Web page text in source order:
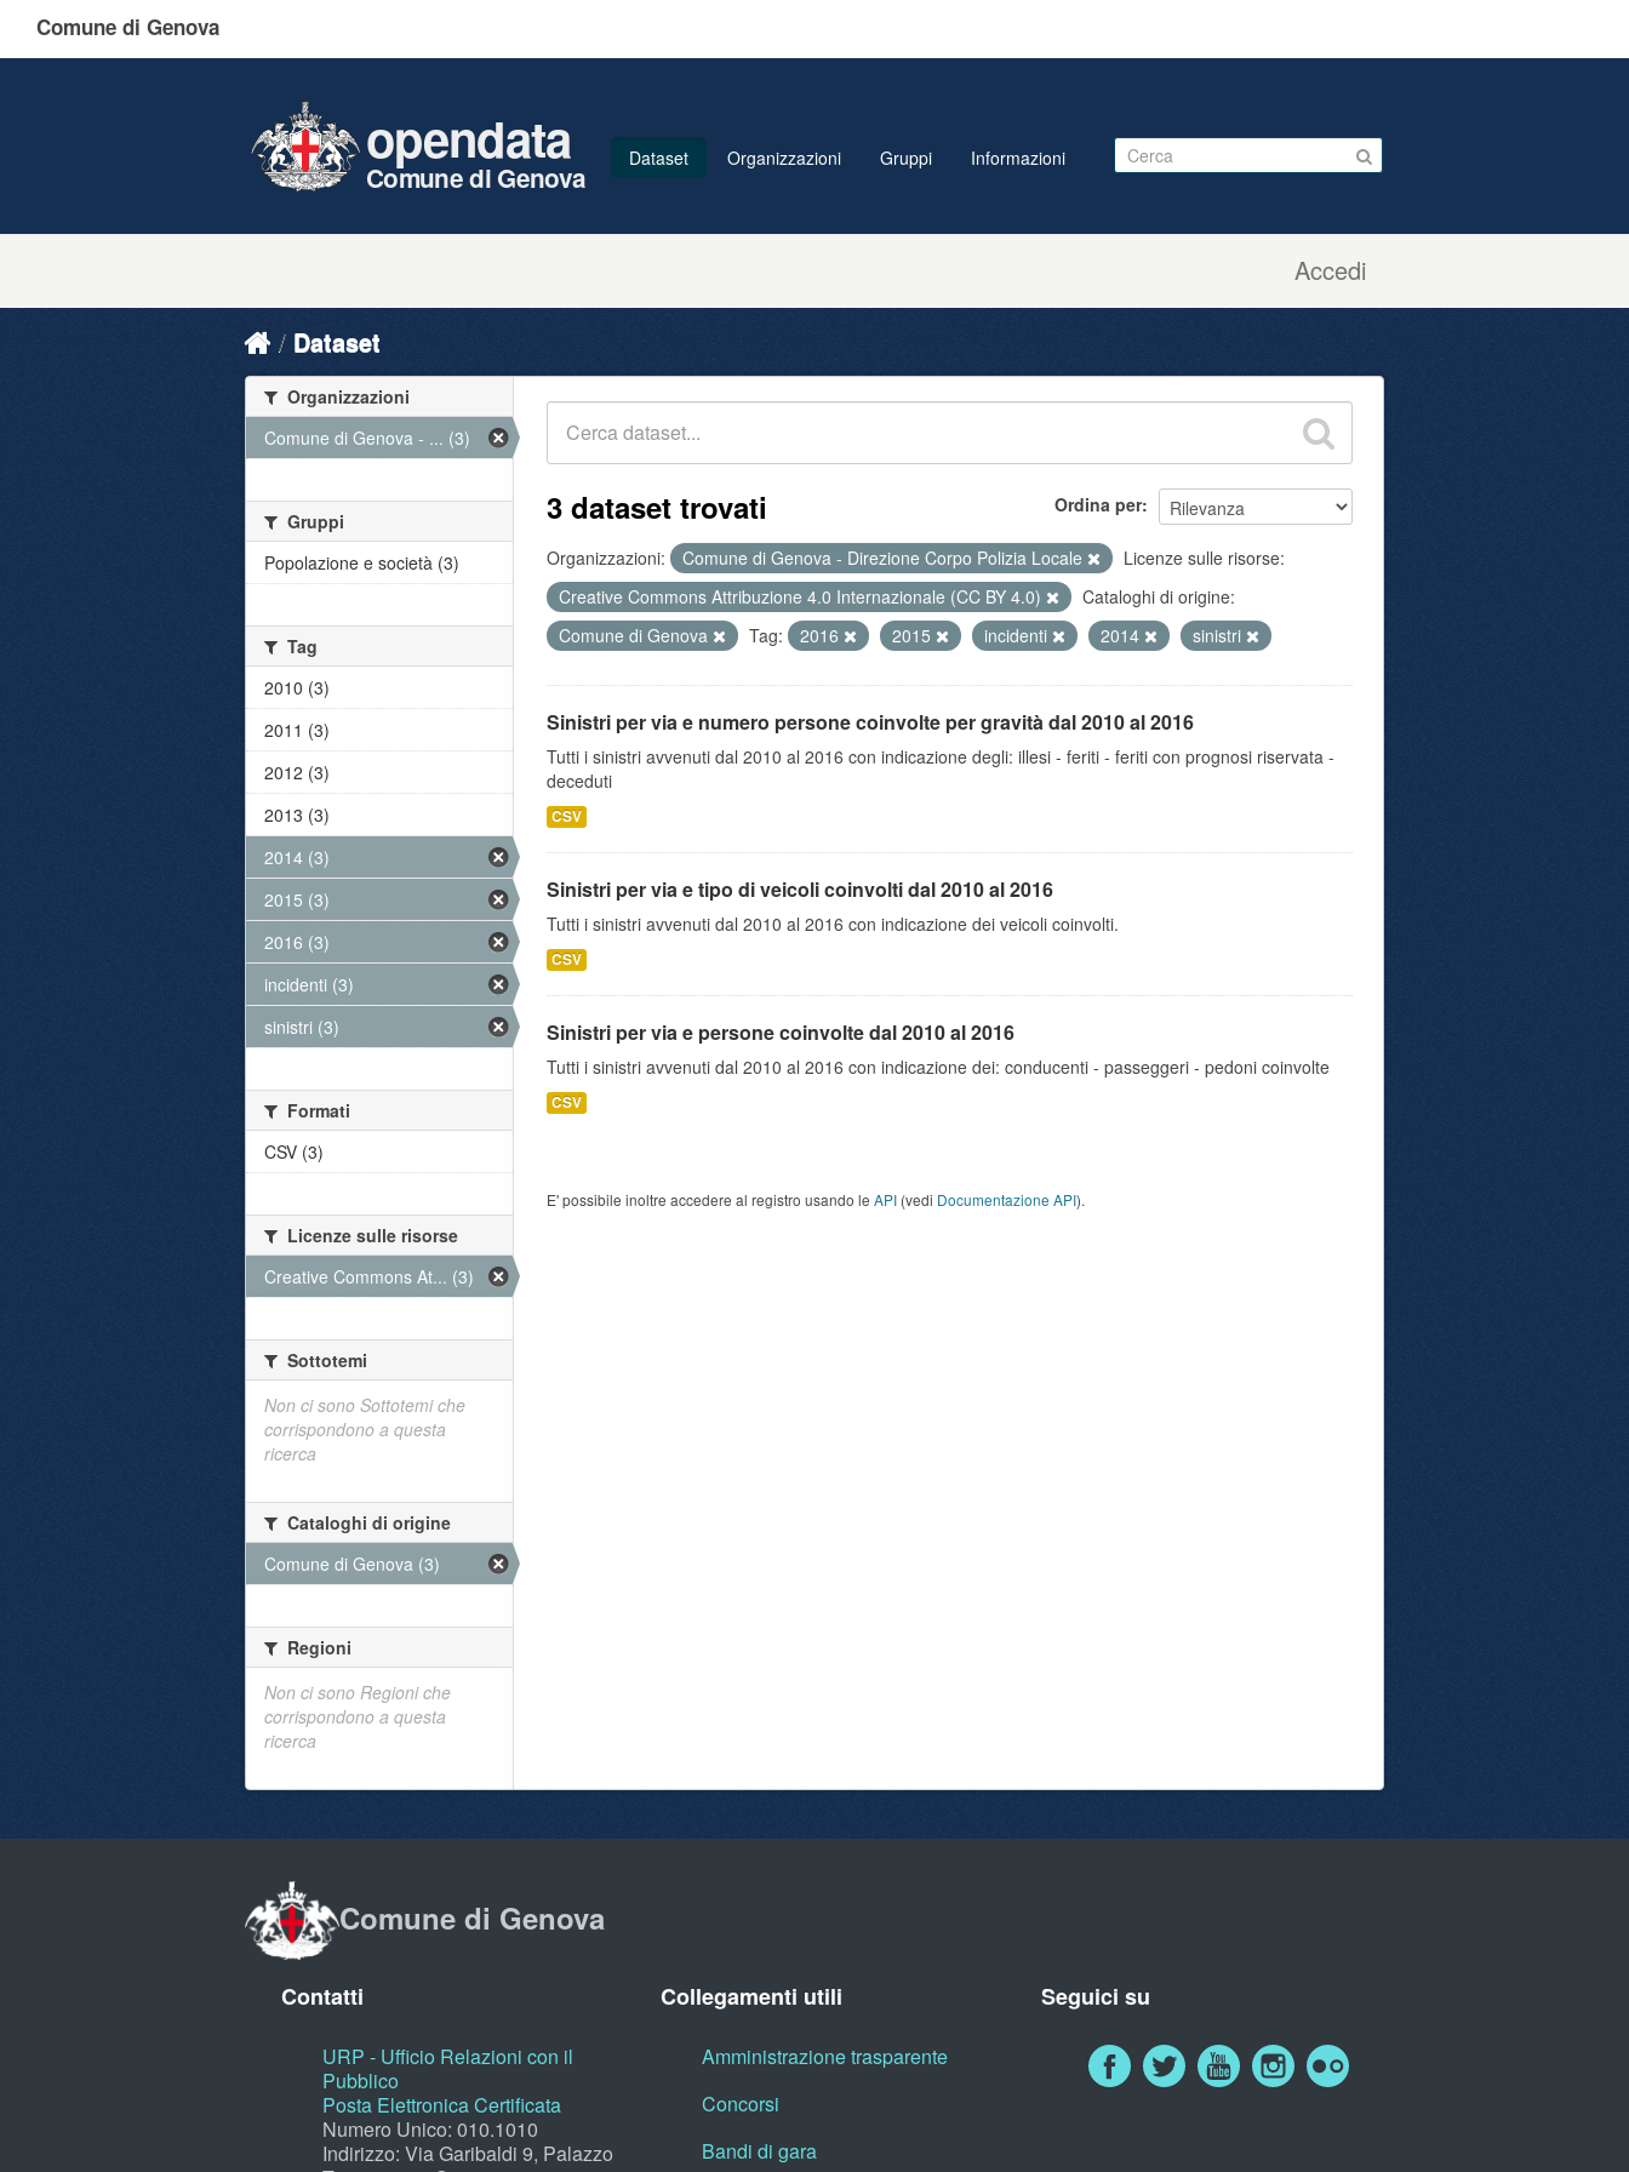
Comune di Genova
Accedi
opendata
Comune di Genova
Dataset Organizzazioni Gruppi Informazioni
Dataset
Ordina per
3 dataset trovati
Organizzazioni: Comune di Genova - Direzione Corpo Polizia Locale
Licenze sulle risorse:
Creative Commons Attribuzione 4.0 Internazionale (CC BY 4.0)
Cataloghi di origine:
Comune di Genova
Tag: 2016 2015 incidenti 2014 sinistri
Sinistri per via e numero persone coinvolte per gravità dal 2010 al 2016
Tutti i sinistri avvenuti dal 2010 al 2016 con indicazione degli: illesi - feriti - feriti con prognosi riservata -
deceduti
CSV
Sinistri per via e tipo di veicoli coinvolti dal 2010 al 2016
Tutti i sinistri avvenuti dal 2010 al 2016 con indicazione dei veicoli coinvolti.
CSV
Sinistri per via e persone coinvolte dal 2010 al 2016
Tutti i sinistri avvenuti dal 2010 al 2016 con indicazione dei: conducenti - passeggeri - pedoni coinvolte
CSV
E' possibile inoltre accedere al registro usando le API (vedi Documentazione API).
Organizzazioni
Comune di Genova - ... (3)
Gruppi
Popolazione e società (3)
Tag
2010 (3)
2011 (3)
2012 (3)
2013 (3)
2014 (3)
2015 (3)
2016 (3)
incidenti (3)
sinistri (3)
Formati
CSV (3)
Licenze sulle risorse
Creative Commons At... (3)
Sottotemi
Non ci sono Sottotemi che
corrispondono a questa
ricerca
Cataloghi di origine
Comune di Genova (3)
Regioni
Non ci sono Regioni che
corrispondono a questa
ricerca
Comune di Genova
Contatti
URP - Ufficio Relazioni con il
Pubblico
Posta Elettronica Certificata
Numero Unico: 010.1010
Indirizzo: Via Garibaldi 9, Palazzo
Collegamenti utili
Amministrazione trasparente
Concorsi
Bandi di gara
Seguici su